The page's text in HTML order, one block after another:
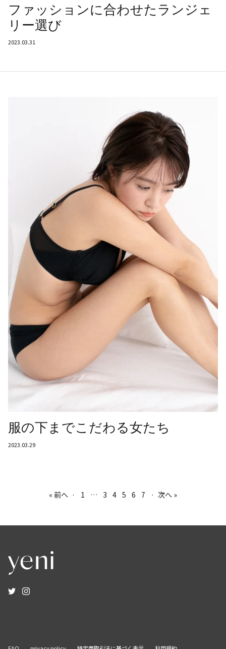
ファッションに合わせたランジェ
リー選び
2023.03.31
服の下までこだわる女たち
2023.03.29
« 前へ · 1 … 3 4 5 6 7 · 次へ »